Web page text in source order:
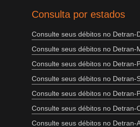
Consulta por estados
Consulte seus débitos no Detran-
Consulte seus débitos no Detran-
Consulte seus débitos no Detran-
Consulte seus débitos no Detran-
Consulte seus débitos no Detran-
Consulte seus débitos no Detran-
Consulte seus débitos no Detran-